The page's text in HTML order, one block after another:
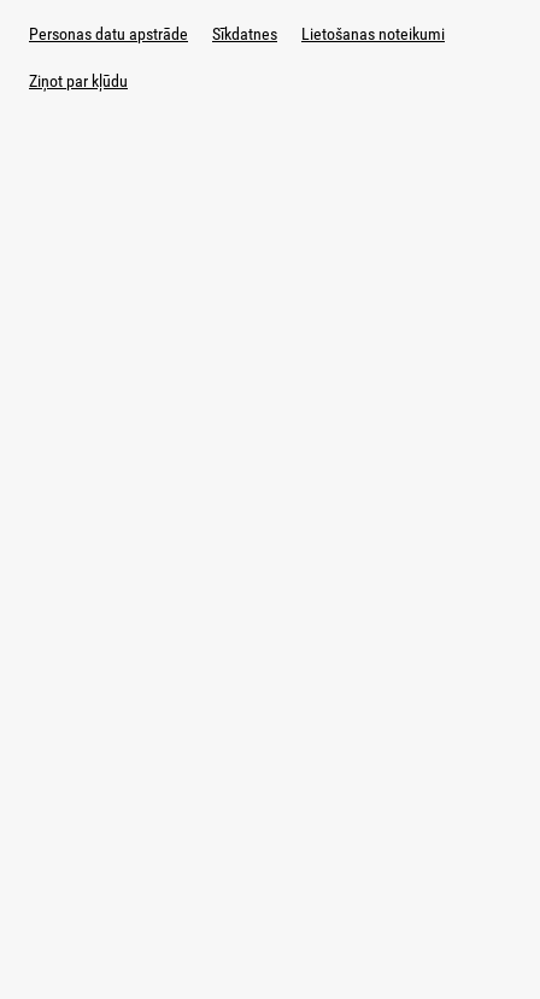
Personas datu apstrāde Sīkdatnes Lietošanas noteikumi
Ziņot par kļūdu